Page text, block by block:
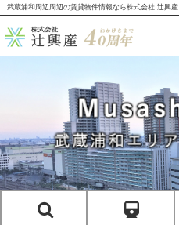
武蔵浦和周辺周辺の賃貸物件情報なら株式会社 辻興産